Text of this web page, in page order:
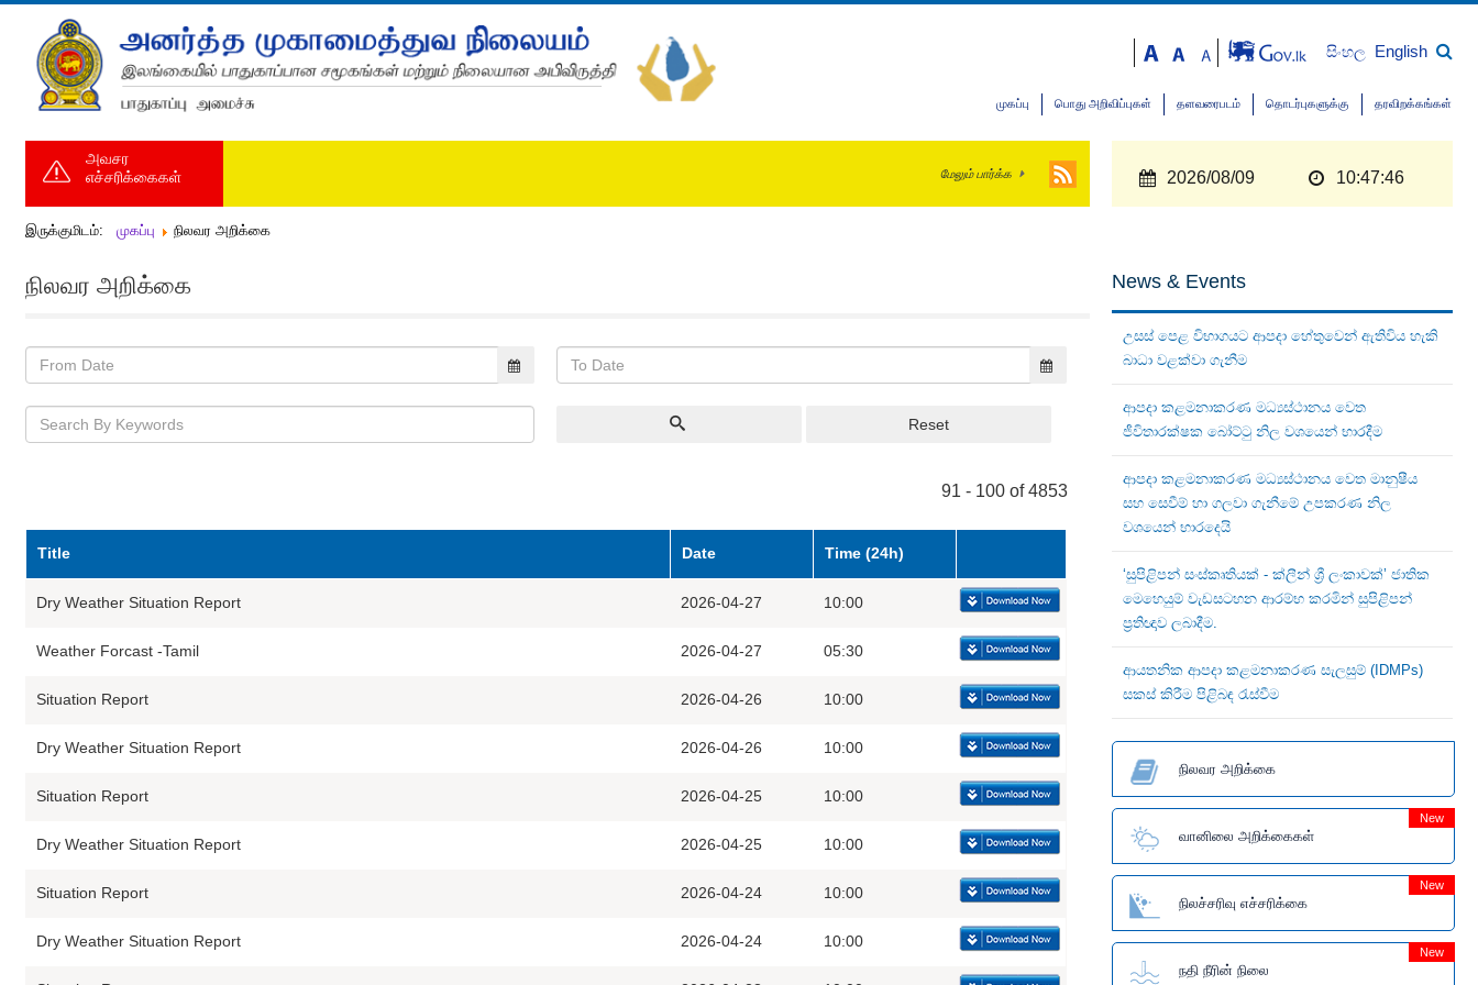
සිංහල English
முகப்பு பொது அறிவிப்புகள் தளவரைபடம் தொடர்புகளுக்கு தரவிறக்கங்கள்
அவசர
எச்சரிக்கைகள்
மேலும் பார்க்க 2026/08/09 10:47:46
இருக்குமிடம்: முகப்பு நிலவர அறிக்கை
நிலவர அறிக்கை
Reset
91 - 100 of 4853
Title Date Time (24h)
Dry Weather Situation Report 2026-04-27 10:00
Weather Forcast -Tamil 2026-04-27 05:30
Situation Report 2026-04-26 10:00
Dry Weather Situation Report 2026-04-26 10:00
Situation Report 2026-04-25 10:00
Dry Weather Situation Report 2026-04-25 10:00
Situation Report 2026-04-24 10:00
Dry Weather Situation Report 2026-04-24 10:00
News & Events
උසස් පෙළ විභාගයට ආපදා හේතුවෙන් ඇතිවිය හැකි
බාධා වළක්වා ගැනීම
ආපදා කළමනාකරණ මධ්‍යස්ථානය වෙත
ජීවිතාරක්ෂක බෝට්ටු නිල වශයෙන් භාරදීම
ආපදා කළමනාකරණ මධ්‍යස්ථානය වෙත මානුෂීය
සහ සෙවීම් හා ගලවා ගැනීමේ උපකරණ නිල
වශයෙන් භාරදෙයි
‘සුපිළිපන් සංස්කෘතියක් - ක්ලීන් ශ්‍රී ලංකාවක්’ ජාතික
මෙහෙයුම් වැඩසටහන ආරම්භ කරමින් සුපිළිපන්
ප්‍රතිඥාව ලබාදීම.
ආයතනික ආපදා කළමනාකරණ සැලසුම් (IDMPs)
සකස් කිරීම පිළිබඳ රැස්වීම
நிலவர அறிக்கை
வானிலை அறிக்கைகள்
New
நிலச்சரிவு எச்சரிக்கை
New
நதி நீரின் நிலை
New